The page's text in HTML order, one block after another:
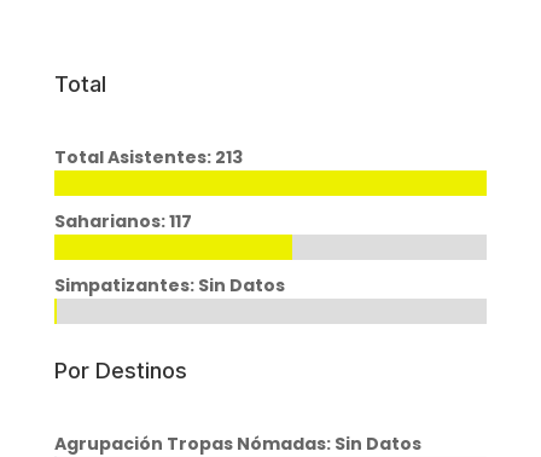
Total
Total Asistentes: 213
Saharianos: 117
Simpatizantes: Sin Datos
Por Destinos
Agrupación Tropas Nómadas: Sin Datos